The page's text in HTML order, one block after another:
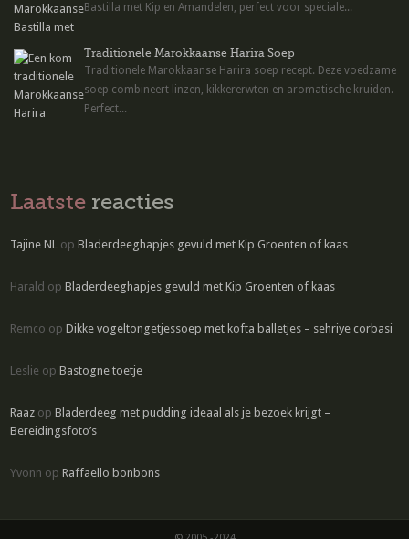
Bastilla met Kip en Amandelen, perfect voor speciale...
Traditionele Marokkaanse Harira Soep
Traditionele Marokkaanse Harira soep recept. Deze voedzame
soep combineert linzen, kikkererwten en aromatische kruiden.
Perfect...
Laatste reacties
Tajine NL opBladerdeeghapjes gevuld met Kip Groenten of kaas
Harald opBladerdeeghapjes gevuld met Kip Groenten of kaas
Remco opDikke vogeltongetjessoep met kofta balletjes – sehriye corbasi
Leslie opBastogne toetje
Raaz opBladerdeeg met pudding ideaal als je bezoek krijgt –
Bereidingsfoto’s
Yvonn opRaffaello bonbons